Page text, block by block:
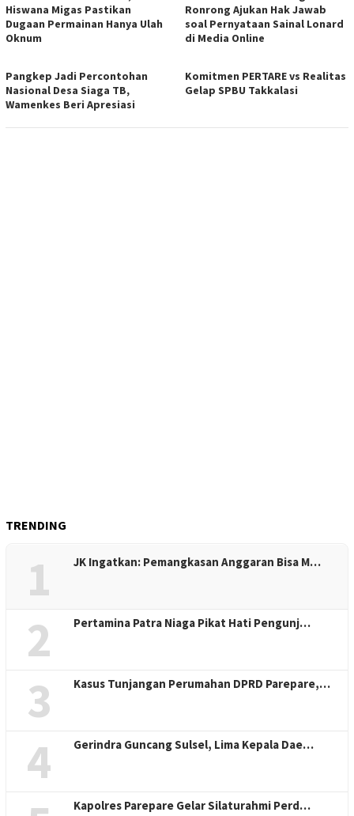
Hiswana Migas Pastikan
Dugaan Permainan Hanya Ulah
Oknum
Ronrong Ajukan Hak Jawab
soal Pernyataan Sainal Lonard
di Media Online
Pangkep Jadi Percontohan
Nasional Desa Siaga TB,
Wamenkes Beri Apresiasi
Komitmen PERTARE vs Realitas
Gelap SPBU Takkalasi
TRENDING
1 JK Ingatkan: Pemangkasan Anggaran Bisa M…
2 Pertamina Patra Niaga Pikat Hati Pengunj…
3 Kasus Tunjangan Perumahan DPRD Parepare,…
4 Gerindra Guncang Sulsel, Lima Kepala Dae…
Kapolres Parepare Gelar Silaturahmi Perd…